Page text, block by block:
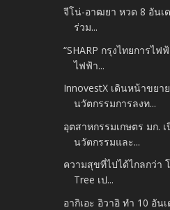
จีโน่-อาฒยา หวด 8 อันเ
ร่วม...
“SHARP กรุงไทยการไฟ
ไฟฟ้า...
InnovestX เดินหน้าขยา
นวัตกรรมการลงท...
อุตสาหกรรมเกษตร มก.
นวัตกรรมและ...
ความสุขที่ไปได้ไกลกว่า
Tree เป...
อากิเอะ อิวาอิ ทำ 10 อั